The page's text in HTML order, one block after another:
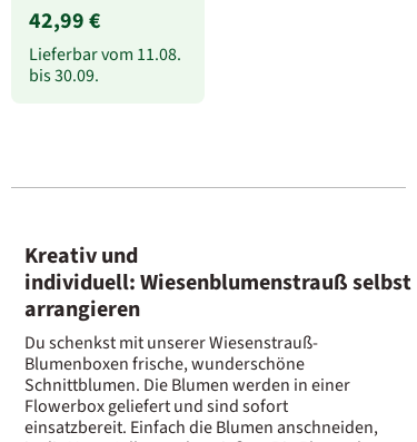
42,99 €
Lieferbar vom 11.08.
bis30.09.
Kreativ und
individuell: Wiesenblumenstrauß selbst
arrangieren
Du schenkst mit unserer Wiesenstrauß-
Blumenboxen frische, wunderschöne
Schnittblumen. Die Blumen werden in einer
Flowerbox geliefert und sind sofort
einsatzbereit. Einfach die Blumen anschneiden,